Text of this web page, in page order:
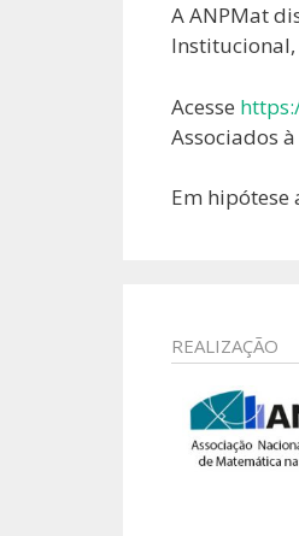
A ANPMat
Institucional,
Acesse
Associados
Em hipótese
REALIZAÇÃO